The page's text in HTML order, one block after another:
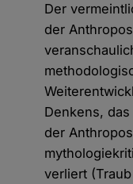
Der
der
Denkens, das
der
verliert